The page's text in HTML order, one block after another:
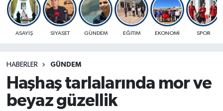
ASAYİŞ SİYASET GÜNDEM EĞİTİM EKONOMİ SPOR
HABERLER GÜNDEM
Haşhaş tarlalarında mor ve
beyaz güzellik
Süper Lig Puan Durumu ve Fikstür
Haber Arşivi